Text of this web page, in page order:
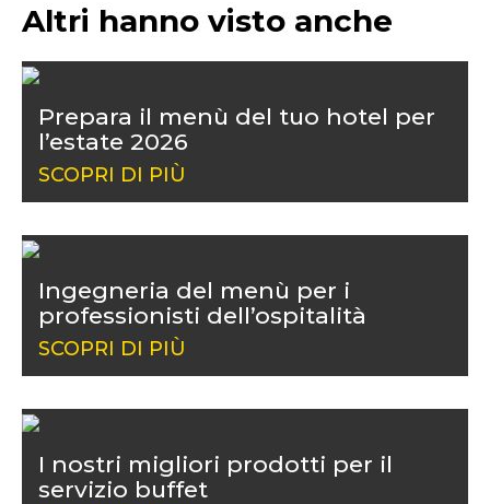
Altri hanno visto anche
Prepara il menù del tuo hotel per
l’estate 2026
SCOPRI DI PIÙ
Ingegneria del menù per i
professionisti dell’ospitalità
SCOPRI DI PIÙ
I nostri migliori prodotti per il
servizio buffet